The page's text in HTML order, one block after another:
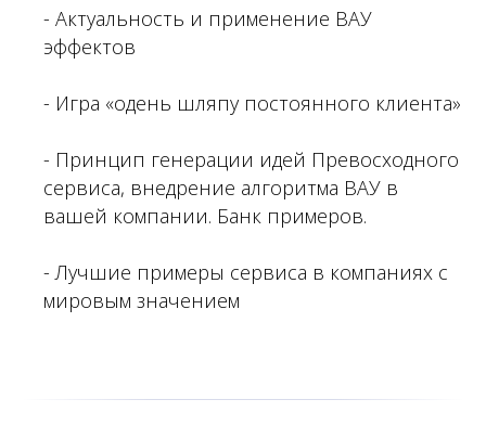
- Актуальность и применение ВАУ
эффектов
- Игра «одень шляпу постоянного клиента»
- Принцип генерации идей Превосходного
сервиса, внедрение алгоритма ВАУ в
вашей компании. Банк примеров.
- Лучшие примеры сервиса в компаниях с
мировым значением